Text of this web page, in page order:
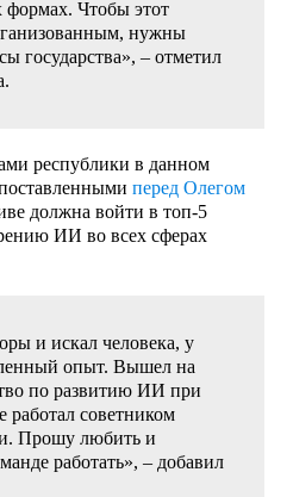
формах. Чтобы этот
нужны
государства», – отметил
республики в данном
перед Олегом
должна войти в топ-5
ИИ во всех сферах
и искал человека, у
опыт. Вышел на
по развитию ИИ при
работал советником
Прошу любить и
работать», – добавил